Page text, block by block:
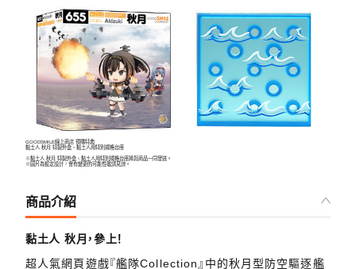
GOODSMILE線上商店 預購特典
黏土人 秋月 特製外盒、黏土人用特別規格台座
※黏土人 秋月 特製外盒、黏土人用特別規格台座將與商品一同發送。
※圖片為暫定設計，會有變更的可能性敬請見諒。
商品介紹
黏土人 秋月，參上！
超人氣網頁遊戲『艦隊Collection』中的秋月型防空驅逐艦